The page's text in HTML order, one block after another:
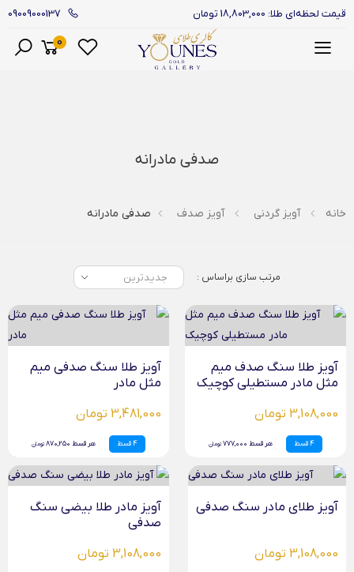
قیمت لحظه‌ای طلا: 18,803,000 تومان 09009000137
0
صدفی مادرانه
خانه آویز گردنی آویز صدف صدفی مادرانه
مرتب سازی براساس :
آویز طلا سنگ صدف میم
مثل مادر مستطیلی کوچیک
3,108,000 تومان
4 قسط هر قسط 777,000 تومان
آویز طلا سنگ صدفی میم
مثل مادر
3,481,000 تومان
4 قسط هر قسط 870,250 تومان
آویز طلای مادر سنگ صدفی
3,108,000 تومان
آویز مادر طلا بیضی سنگ
صدفی
3,108,000 تومان